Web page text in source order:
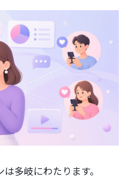
多岐にわたります。